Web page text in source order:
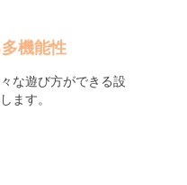
機能性
な遊び方ができる設
ます。